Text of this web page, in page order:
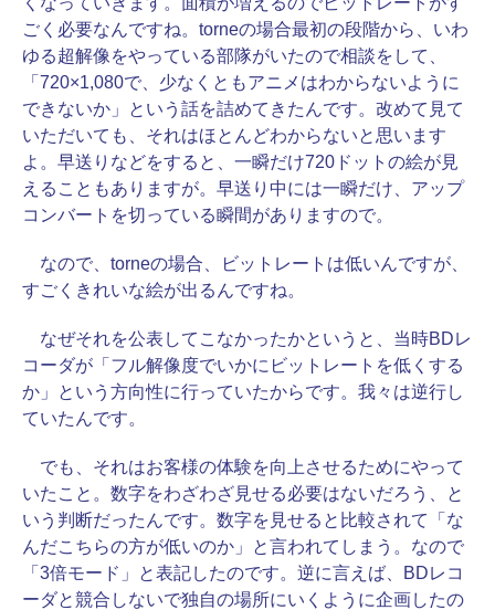
ごく必要なんですね。torneの場合最初の段階から、いわ
ゆる超解像をやっている部隊がいたので相談をして、
「720×1,080で、少なくともアニメはわからないように
できないか」という話を詰めてきたんです。改めて見て
いただいても、それはほとんどわからないと思います
よ。早送りなどをすると、一瞬だけ720ドットの絵が見
えることもありますが。早送り中には一瞬だけ、アップ
コンバートを切っている瞬間がありますので。
なので、torneの場合、ビットレートは低いんですが、
すごくきれいな絵が出るんですね。
なぜそれを公表してこなかったかというと、当時BDレ
コーダが「フル解像度でいかにビットレートを低くする
か」という方向性に行っていたからです。我々は逆行し
ていたんです。
でも、それはお客様の体験を向上させるためにやって
いたこと。数字をわざわざ見せる必要はないだろう、と
いう判断だったんです。数字を見せると比較されて「な
んだこちらの方が低いのか」と言われてしまう。なので
「3倍モード」と表記したのです。逆に言えば、BDレコ
ーダと競合しないで独自の場所にいくように企画したの